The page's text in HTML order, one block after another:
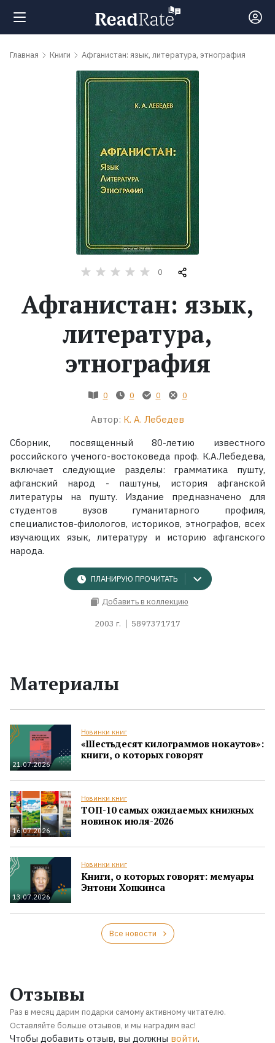
Поиск
обсуждаемые
Жанры
Экранизации
Главная Книги Афганистан: язык, литература, этнография
0
Афганистан: язык,
литература,
этнография
0 0 0 0
Автор: К. А. Лебедев
Сборник, посвященный 80-летию известного
российского ученого-востоковеда проф. К.А.Лебедева,
включает следующие разделы: грамматика пушту,
афганский народ - паштуны, история афганской
литературы на пушту. Издание предназначено для
студентов вузов гуманитарного профиля,
специалистов-филологов, историков, этнографов, всех
изучающих язык, литературу и историю афганского
народа.
ПЛАНИРУЮ ПРОЧИТАТЬ
Добавить в коллекцию
2003 г. 5897371717
Материалы
21.07.2026
Новинки книг
«Шестьдесят килограммов нокаутов»:
книги, о которых говорят
16.07.2026
Новинки книг
ТОП-10 самых ожидаемых книжных
новинок июля-2026
13.07.2026
Новинки книг
Книги, о которых говорят: мемуары
Энтони Хопкинса
Все новости
Отзывы
Раз в месяц дарим подарки самому активному читателю.
Оставляйте больше отзывов, и мы наградим вас!
Чтобы добавить отзыв, вы должны войти.